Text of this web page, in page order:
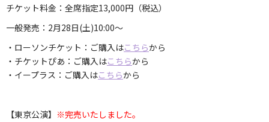
チケット料金：全席指定13,000円（税込）
一般発売：2月28日(土)10:00～
・ローソンチケット：ご購入はこちらから
・チケットぴあ：ご購入はこちらから
・イープラス：ご購入はこちらから
【東京公演】 ※完売いたしました。